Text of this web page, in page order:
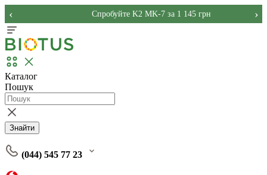
Спробуйте K2 MK-7 за 1 145 грн
‹ ›
Каталог
Пошук
Знайти
(044) 545 77 23